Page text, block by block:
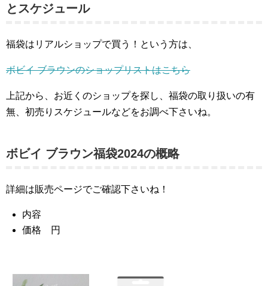
とスケジュール
福袋はリアルショップで買う！という方は、
ボビイ ブラウンのショップリストはこちら
上記から、お近くのショップを探し、福袋の取り扱いの有
無、初売りスケジュールなどをお調べ下さいね。
ボビイ ブラウン福袋2024の概略
詳細は販売ページでご確認下さいね！
内容
価格 円